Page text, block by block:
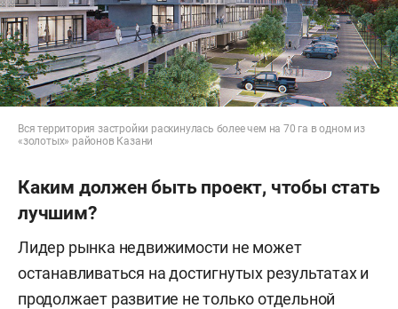
Вся территория застройки раскинулась более чем на 70 га в одном из
«золотых» районов Казани
Каким должен быть проект, чтобы стать
лучшим?
Лидер рынка недвижимости не может
останавливаться на достигнутых результатах и
продолжает развитие не только отдельной